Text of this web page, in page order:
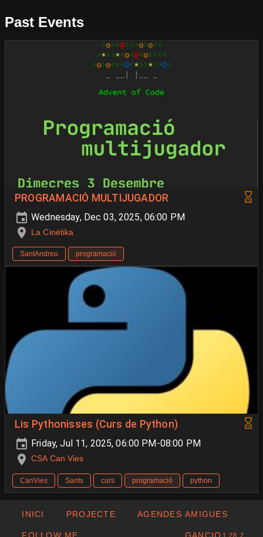
Past Events
PROGRAMACIÓ MULTIJUGADOR
Wednesday, Dec 03, 2025, 06:00 PM
La Cinètika
SantAndreu programació
Lis Pythonisses (Curs de Python)
Friday, Jul 11, 2025, 06:00 PM-08:00 PM
CSA Can Vies
CanVies Sants curs programació python
INICI PROJECTE AGENDES AMIGUES
1.28.2